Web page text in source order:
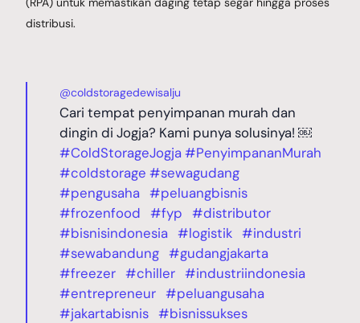
distribusi.
@coldstoragedewisalju
Cari tempat penyimpanan murah dan
dingin di Jogja? Kami punya solusinya! ￼
#ColdStorageJogja #PenyimpananMurah
#coldstorage #sewagudang
#pengusaha
#peluangbisnis
#frozenfood
#fyp
#distributor
#bisnisindonesia
#logistik #industri
#sewabandung #gudangjakarta
#freezer #chiller #industriindonesia
#entrepreneur #peluangusaha
#jakartabisnis #bisnissukses